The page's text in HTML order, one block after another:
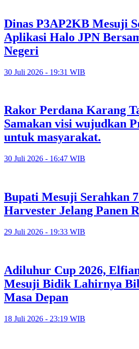
Dinas P3AP2KB Mesuji
Aplikasi Halo JPN
Negeri
30 Juli 2026 - 19:31 WIB
Rakor Perdana Karang
Samakan visi wujudkan
untuk masyarakat.
30 Juli 2026 - 16:47 WIB
Bupati Mesuji Serahkan
Harvester Jelang Panen
29 Juli 2026 - 19:33 WIB
Adiluhur Cup 2026,
Mesuji Bidik Lahirnya
Masa Depan
18 Juli 2026 - 23:19 WIB